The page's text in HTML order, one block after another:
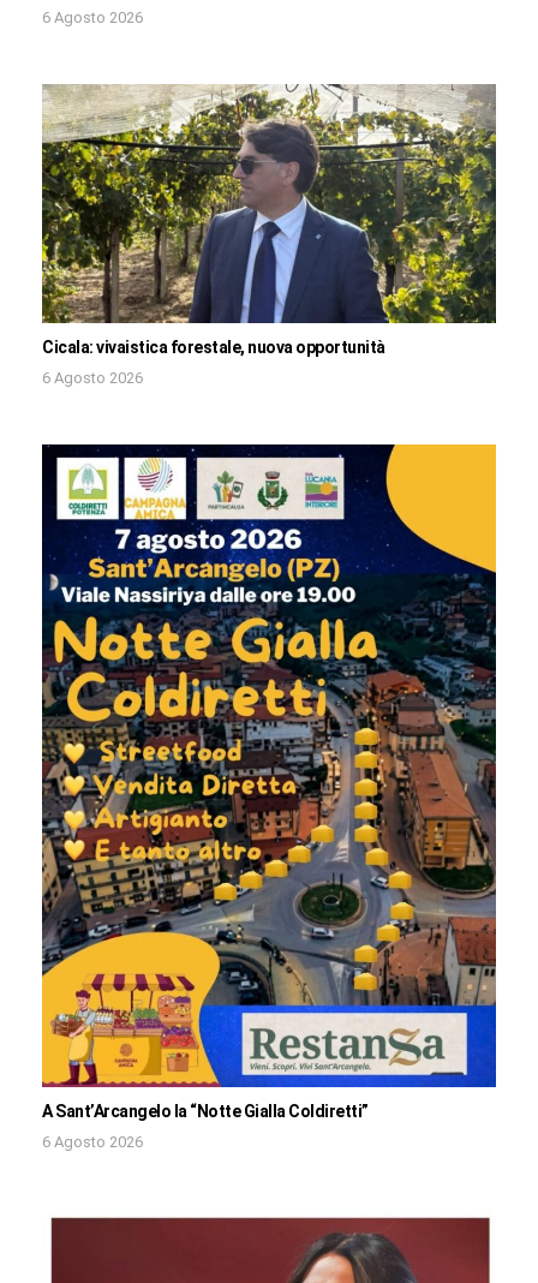
6 Agosto 2026
Cicala: vivaistica forestale, nuova opportunità
6 Agosto 2026
A Sant’Arcangelo la “Notte Gialla Coldiretti”
6 Agosto 2026